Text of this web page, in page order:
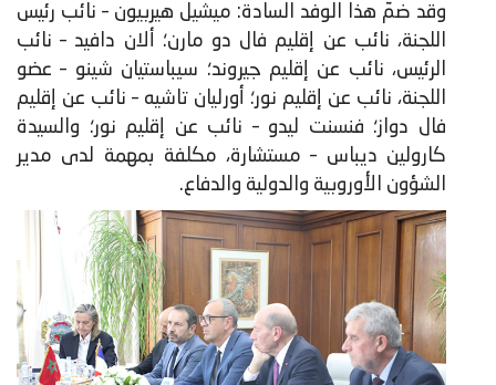
وقد ضمّ هذا الوفد السادة: ميشيل هيربيون – نائب رئيس
اللجنة، نائب عن إقليم فال دو مارن؛ ألان دافيد – نائب
الرئيس، نائب عن إقليم جيروند؛ سيباستيان شينو – عضو
اللجنة، نائب عن إقليم نور؛ أورليان تاشيه – نائب عن إقليم
فال دواز؛ فنسنت ليدو – نائب عن إقليم نور؛ والسيدة
كارولين ديباس – مستشارة، مكلفة بمهمة لدى مدير
الشؤون الأوروبية والدولية والدفاع.